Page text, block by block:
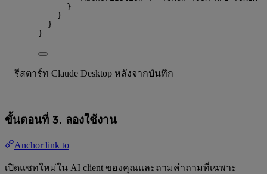
}
}
}
}
รีสตาร์ท Claude Desktop หลังจากบันทึก
ขั้นตอนที่ 3. ลองใช้งาน
Anchor link to
เปิดแชทใหม่ใน AI client ของคุณและถามคำถามที่เฉพาะ